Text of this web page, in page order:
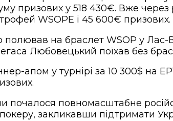
призових у 518 430€. Вже
WSOPE і 45 600€ призових.
на браслет WSOP у
Любовецький поїхав без
апом у турнірі за 10 300$ на
почалося повномасштабне
закликавши підтримати